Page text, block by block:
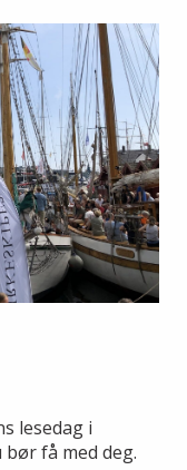
lesedag i
få med deg.